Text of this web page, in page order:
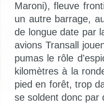
Maroni), fleuve
un autre barrage,
de longue date par
avions Transall
pumas le rôle
kilomètres à la
pied en forêt, trop
se soldent donc par